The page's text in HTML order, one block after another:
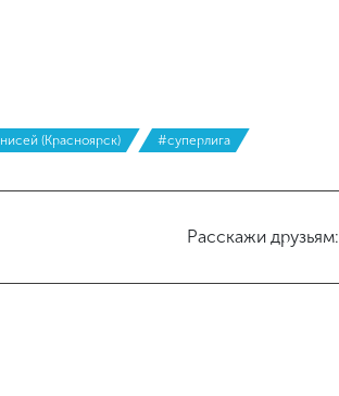
(Красноярск) #суперлига
Расскажи друзьям: